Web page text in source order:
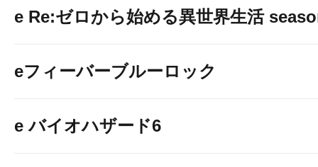
e Re:ゼロから始める異世界生活
eフィーバーブルーロック
e バイオハザード6